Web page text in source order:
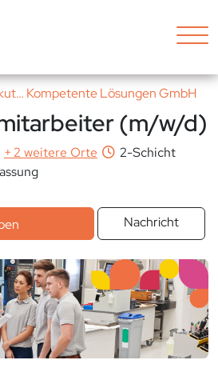
Kompetente Lösungen GmbH
(m/w/d)
+2 weitere Orte
2-Schicht
Nachricht